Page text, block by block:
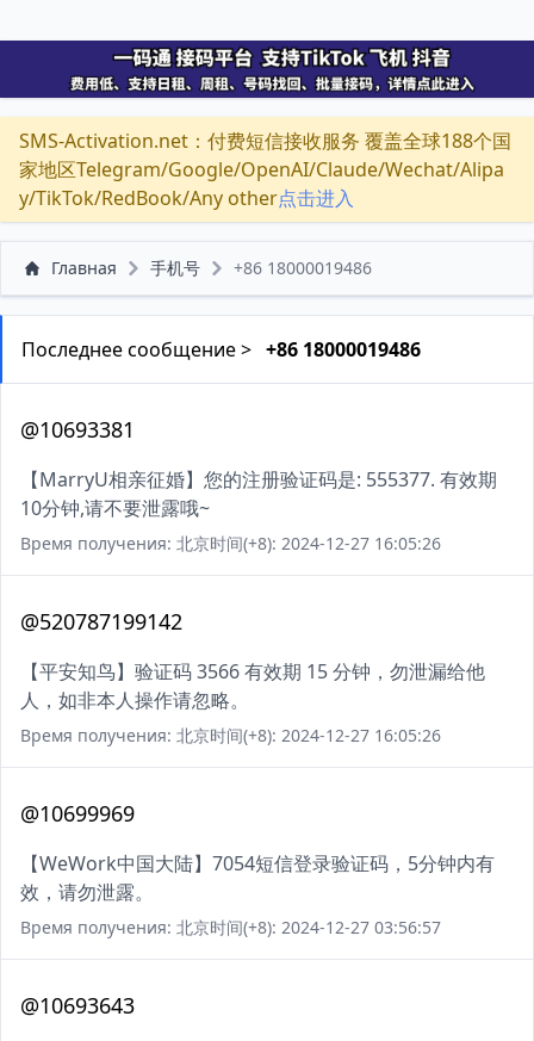
SMS-Activation.net：付费短信接收服务 覆盖全球188个国
家地区Telegram/Google/OpenAI/Claude/Wechat/Alipa
y/TikTok/RedBook/Any other点击进入
Главная 手机号 +86 18000019486
Последнее сообщение > +86 18000019486
@10693381
【MarryU相亲征婚】您的注册验证码是: 555377. 有效期
10分钟,请不要泄露哦~
Время получения: 北京时间(+8): 2024-12-27 16:05:26
@520787199142
【平安知鸟】验证码 3566 有效期 15 分钟，勿泄漏给他
人，如非本人操作请忽略。
Время получения: 北京时间(+8): 2024-12-27 16:05:26
@10699969
【WeWork中国大陆】7054短信登录验证码，5分钟内有
效，请勿泄露。
Время получения: 北京时间(+8): 2024-12-27 03:56:57
@10693643